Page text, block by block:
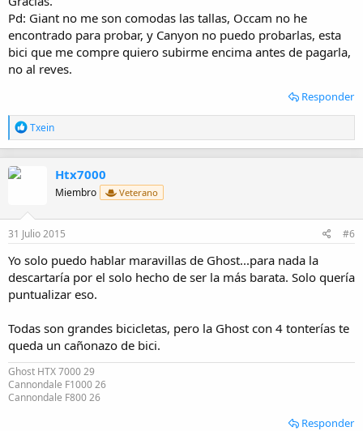
Pd: Giant no me son comodas las tallas, Occam no he
encontrado para probar, y Canyon no puedo probarlas, esta
bici que me compre quiero subirme encima antes de pagarla,
no al reves.
Responder
R
e
a
n
e
:
Txein
Htx7000
Miembro Veterano
31 Julio 2015 #6
Yo solo puedo hablar maravillas de Ghost...para nada la
descartaría por el solo hecho de ser la más barata. Solo quería
puntualizar eso.
Todas son grandes bicicletas, pero la Ghost con 4 tonterías te
queda un cañonazo de bici.
Ghost HTX 7000 29
Cannondale F1000 26
Cannondale F800 26
Responder